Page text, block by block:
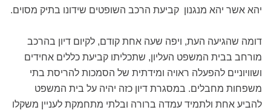
יהא אשר יהא מנגנון קביעת הרכב השופטים שידונו בתיק מסוים.
דומה שהגיעה העת, ויפה שעה אחת קודם, לקיום דיון בהרכב
מורחב בבית המשפט העליון, שתכליתו קביעת כללים אחידים
ושוויוניים להפעלה ראויה ומידתית של הסמכות להריסת בתי
משפחות מחבלים. במסגרת דיון כזה יהיה על בית המשפט
להביע אחת ולתמיד עמדה ברורה ובלתי מתחמקת לעניין משקלו